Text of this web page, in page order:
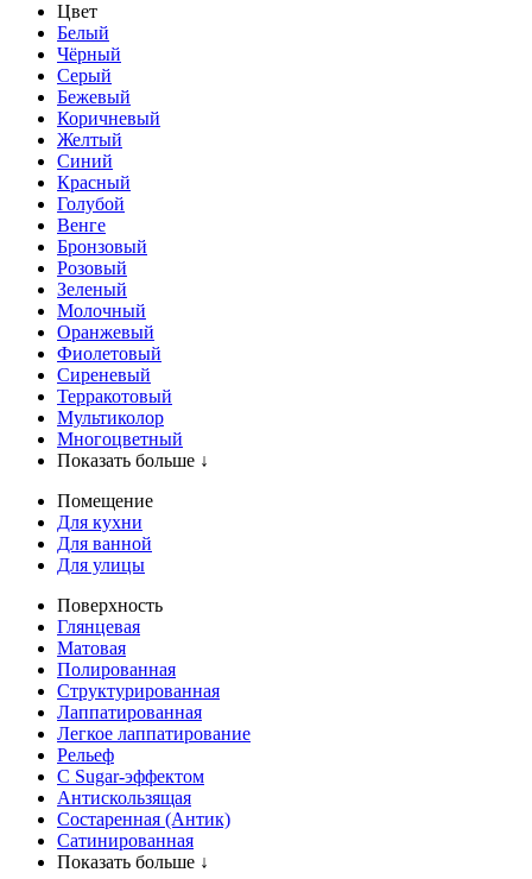
Цвет
Белый
Чёрный
Серый
Бежевый
Коричневый
Желтый
Синий
Красный
Голубой
Венге
Бронзовый
Розовый
Зеленый
Молочный
Оранжевый
Фиолетовый
Сиреневый
Терракотовый
Мультиколор
Многоцветный
Показать больше ↓
Помещение
Для кухни
Для ванной
Для улицы
Поверхность
Глянцевая
Матовая
Полированная
Структурированная
Лаппатированная
Легкое лаппатирование
Рельеф
С Sugar-эффектом
Антискользящая
Состаренная (Антик)
Сатинированная
Показать больше ↓